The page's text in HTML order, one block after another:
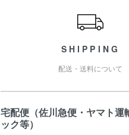
SHIPPING
配送・送料について
宅配便（佐川急便・ヤマト運
ック等）